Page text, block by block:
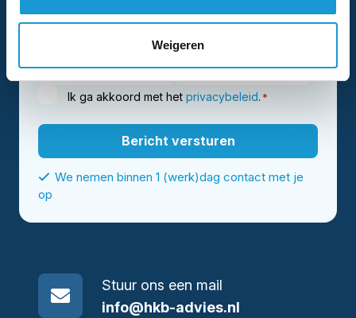
Weigeren
Ik ga akkoord met het privacybeleid.*
We nemen binnen 1 (werk)dag contact met je
op
Stuur ons een mail
info@hkb-advies.nl